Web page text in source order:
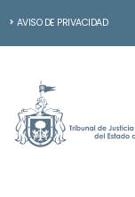
AVISO DE PRIVACIDAD